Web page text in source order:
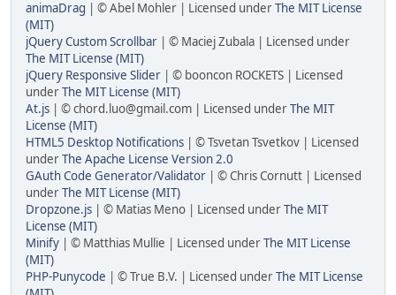
animaDrag | © Abel Mohler | Licensed underThe MIT License
(MIT)
jQuery Custom Scrollbar | © Maciej Zubala | Licensed under
The MIT License (MIT)
jQuery Responsive Slider | © booncon ROCKETS | Licensed
underThe MIT License (MIT)
At.js | © chord.luo@gmail.com | Licensed underThe MIT
License (MIT)
HTML5 Desktop Notifications | © Tsvetan Tsvetkov | Licensed
underThe Apache License Version 2.0
GAuth Code Generator/Validator | © Chris Cornutt | Licensed
underThe MIT License (MIT)
Dropzone.js | © Matias Meno | Licensed underThe MIT
License (MIT)
Minify | © Matthias Mullie | Licensed underThe MIT License
(MIT)
PHP-Punycode | © True B.V. | Licensed underThe MIT License